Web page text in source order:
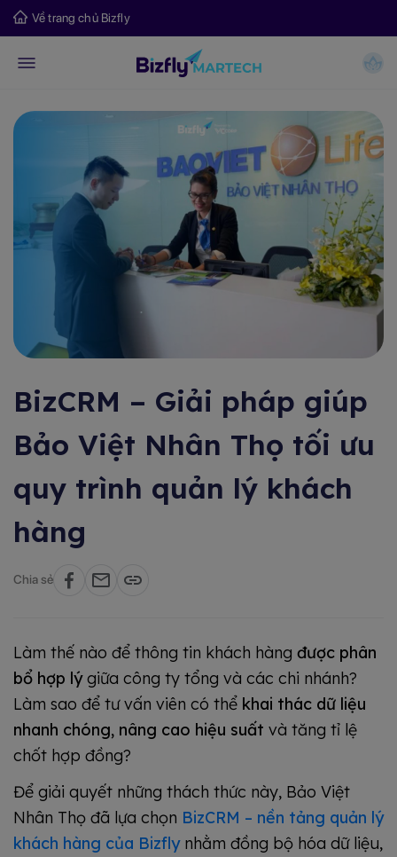
Về trang chủ Bizfly
BizCRM – Giải pháp giúp
Bảo Việt Nhân Thọ tối ưu
quy trình quản lý khách
hàng
Chia sẻ
Làm thế nào để thông tin khách hàng được phân
bổ hợp lýgiữa công ty tổng và các chi nhánh?
Làm sao để tư vấn viên có thể khai thác dữ liệu
nhanh chóng, nâng cao hiệu suất và tăng tỉ lệ
chốt hợp đồng?
Để giải quyết những thách thức này, Bảo Việt
Nhân Thọ đã lựa chọn BizCRM – nền tảng quản lý
khách hàng của Bizflynhằm đồng bộ hóa dữ liệu,